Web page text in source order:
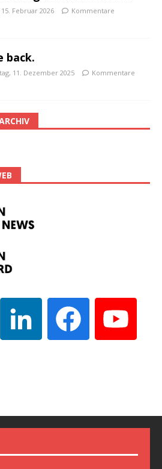
Februar 2026
Kommentare
back.
11. Dezember 2025
Kommentare